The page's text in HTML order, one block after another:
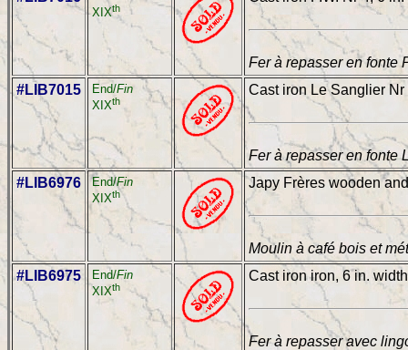
XIXth
Fer à repasser en fonte
#LIB7015
End/Fin
XIXth
Cast iron Le Sanglier Nr
Fer à repasser en fonte
#LIB6976
End/Fin
XIXth
Japy Frères wooden
Moulin à café bois et
#LIB6975
End/Fin
XIXth
Cast iron iron, 6 in. width
Fer à repasser avec